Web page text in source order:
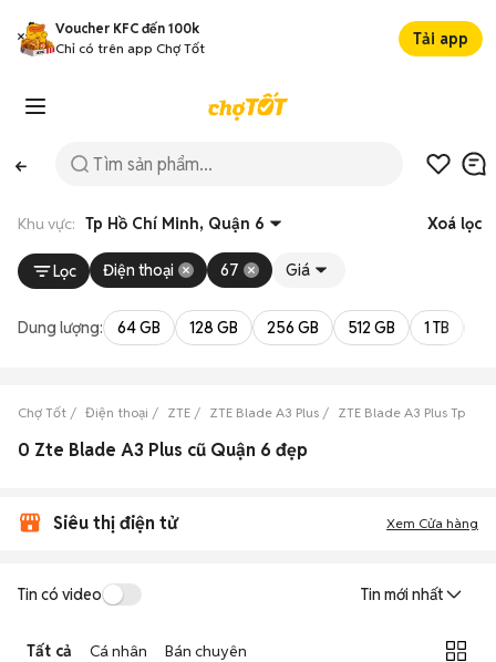
Voucher KFC đến 100k
Chỉ có trên app Chợ Tốt
Tải app
Khu vực: Tp Hồ Chí Minh, Quận 6 Xoá lọc
Lọc Điện thoại 67 Giá
Dung lượng: 64 GB 128 GB 256 GB 512 GB 1 TB
Chợ Tốt Điện thoại ZTE ZTE Blade A3 Plus ZTE Blade A3 Plus Tp Hồ
0 Zte Blade A3 Plus cũ Quận 6 đẹp
Siêu thị điện tử Xem Cửa hàng
Tin có video Tin mới nhất
Tất cả Cá nhân Bán chuyên